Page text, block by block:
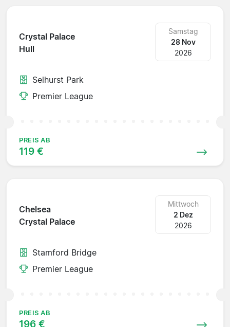
Crystal Palace
Hull
Samstag
28 Nov
2026
Selhurst Park
Premier League
PREIS AB
119 €
Chelsea
Crystal Palace
Mittwoch
2 Dez
2026
Stamford Bridge
Premier League
PREIS AB
196 €